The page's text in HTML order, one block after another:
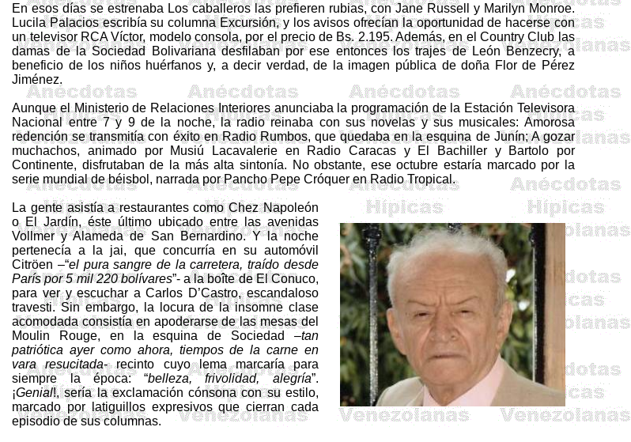
En esos días se estrenaba Los caballeros las prefieren rubias, con Jane Russell y Marilyn Monroe.
Lucila Palacios escribía su columna Excursión, y los avisos ofrecían la oportunidad de hacerse con
un televisor RCA Víctor, modelo consola, por el precio de Bs. 2.195. Además, en el Country Club las
damas de la Sociedad Bolivariana desfilaban por ese entonces los trajes de LeónBenzecry, a
beneficio de los niños huérfanos y, a decir verdad, de la imagen pública de doña Flor de Pérez
Jiménez.
Aunque el Ministerio de Relaciones Interiores anunciaba la programación de la Estación Televisora
Nacional entre 7 y 9 de la noche, la radio reinaba con sus novelas y sus musicales: Amorosa
redención se transmitía con éxito en Radio Rumbos, que quedaba en la esquina de Junín; A gozar
muchachos, animado por
Musiú Lacavalerieen Radio Caracas y El Bachiller y Bartolo por
Continente, disfrutaban de la más alta sintonía. No obstante, ese octubre estaría marcado por la
serie mundial de béisbol, narrada por Pancho PepeCróqueren Radio Tropical.
La gente asistía a restaurantes comoChezNapoleón
o El Jardín, éste último ubicado entre las avenidas
Vollmery Alameda de San Bernardino. Y la noche
pertenecía a la jai, que concurría en su automóvil
Citröen –“el pura sangre de la carretera, traído desde
París por 5 mil 220 bolívares”- a laboîtede El Conuco,
para ver y escuchar a Carlos D’Castro, escandaloso
travesti. Sin embargo, la locura de la insomne clase
acomodada consistía en apoderarse de las mesas del
Moulin Rouge, en la esquina de Sociedad –tan
patriótica ayer como ahora, tiempos de la carne en
vara resucitada- recinto cuyo lema marcaría para
siempre la época: “belleza, frivolidad, alegría”.
¡Genial!, sería la exclamación cónsona con su estilo,
marcado por latiguillos expresivos que cierran cada
episodio de sus columnas.